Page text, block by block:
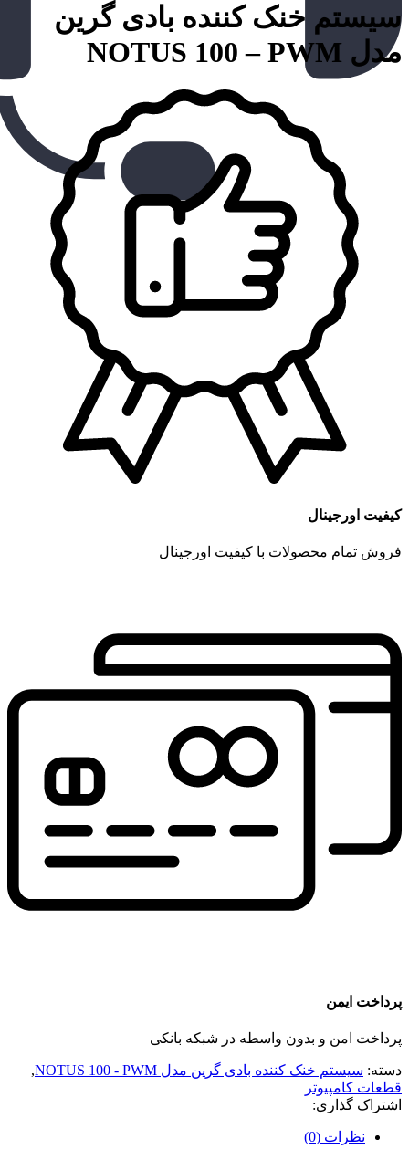
سیستم خنک کننده بادی گرین
مدل NOTUS 100 – PWM
کیفیت اورجینال
فروش تمام محصولات با کیفیت اورجینال
پرداخت ایمن
پرداخت امن و بدون واسطه در شبکه بانکی
دسته: سیستم خنک کننده بادی گرین مدل NOTUS 100 - PWM
,
قطعات کامپیوتر
اشتراک گذاری:
نظرات (0)